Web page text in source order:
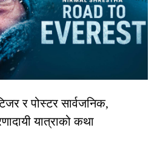
र पोस्टर सार्वजनिक,
यात्राको कथा